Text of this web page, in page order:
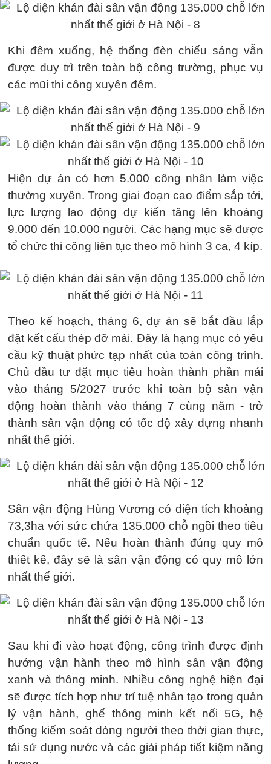
Khi đêm xuống, hệ thống đèn chiếu sáng vẫn
được duy trì trên toàn bộ công trường, phục vụ
các mũi thi công xuyên đêm.
Hiện dự án có hơn 5.000 công nhân làm việc
thường xuyên. Trong giai đoạn cao điểm sắp tới,
lực lượng lao động dự kiến tăng lên khoảng
9.000 đến 10.000 người. Các hạng mục sẽ được
tổ chức thi công liên tục theo mô hình 3 ca, 4 kíp.
Theo kế hoạch, tháng 6, dự án sẽ bắt đầu lắp
đặt kết cấu thép đỡ mái. Đây là hạng mục có yêu
cầu kỹ thuật phức tạp nhất của toàn công trình.
Chủ đầu tư đặt mục tiêu hoàn thành phần mái
vào tháng 5/2027 trước khi toàn bộ sân vận
động hoàn thành vào tháng 7 cùng năm - trở
thành sân vận động có tốc độ xây dựng nhanh
nhất thế giới.
Sân vận động Hùng Vương có diện tích khoảng
73,3ha với sức chứa 135.000 chỗ ngồi theo tiêu
chuẩn quốc tế. Nếu hoàn thành đúng quy mô
thiết kế, đây sẽ là sân vận động có quy mô lớn
nhất thế giới.
Sau khi đi vào hoạt động, công trình được định
hướng vận hành theo mô hình sân vận động
xanh và thông minh. Nhiều công nghệ hiện đại
sẽ được tích hợp như trí tuệ nhân tạo trong quản
lý vận hành, ghế thông minh kết nối 5G, hệ
thống kiểm soát dòng người theo thời gian thực,
tái sử dụng nước và các giải pháp tiết kiệm năng